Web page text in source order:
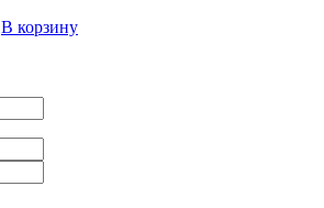
В корзину